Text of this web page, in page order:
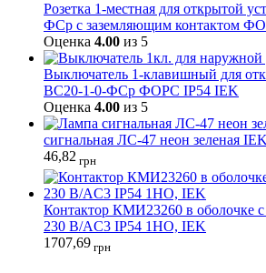
Розетка 1-местная для открытой
ФСр с заземляющим контактом
Оценка 4.00 из 5
Выключатель 1-клавишный для
ВС20-1-0-ФСр ФОРС IP54 IEK
Оценка 4.00 из 5
сигнальная ЛС-47 неон зеленая
46,82 грн
Контактор КМИ23260 в оболочке
230 В/AC3 IP54 1НО, IEK
1707,69 грн